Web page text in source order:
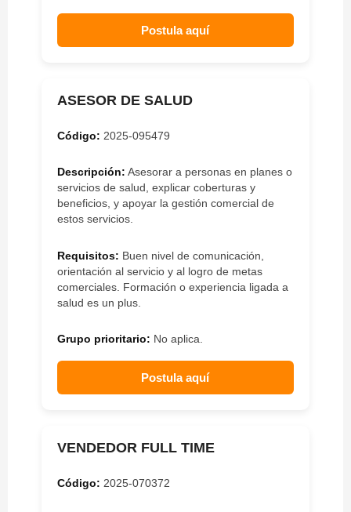
Postula aquí
ASESOR DE SALUD
Código: 2025-095479
Descripción: Asesorar a personas en planes o
servicios de salud, explicar coberturas y
beneficios, y apoyar la gestión comercial de
estos servicios.
Requisitos: Buen nivel de comunicación,
orientación al servicio y al logro de metas
comerciales. Formación o experiencia ligada a
salud es un plus.
Grupo prioritario: No aplica.
Postula aquí
VENDEDOR FULL TIME
Código: 2025-070372